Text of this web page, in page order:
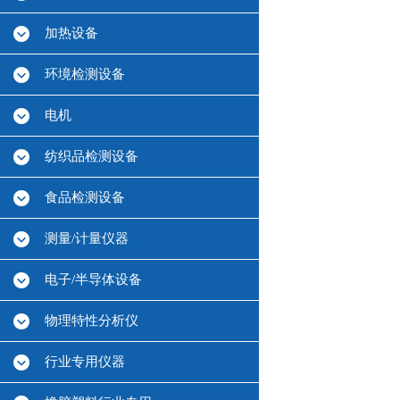
加热设备
环境检测设备
电机
纺织品检测设备
食品检测设备
测量/计量仪器
电子/半导体设备
物理特性分析仪
行业专用仪器